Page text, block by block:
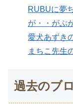
RUBUに夢
が・・がぶ
愛犬あずき
まちこ先生
過去のブ